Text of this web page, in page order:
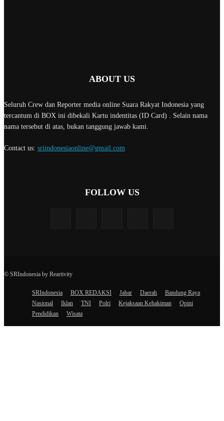
ABOUT US
Seluruh Crew dan Reporter media online Suara Rakyat Indonesia yang
tercantum di BOX ini dibekali Kartu indentitas (ID Card) . Selain nama
nama tersebut di atas, bukan tanggung jawab kami.
Contact us: sriindonesiaonline@gmail.com
FOLLOW US
© SRIndonesia by Reartivity
SRIndonesia BOX REDAKSI Jabar Daerah
Bandung Raya
Nasional
Iklan TNI Polri Kejaksaan Kehakiman
Opini
Pendidikan
Wisata